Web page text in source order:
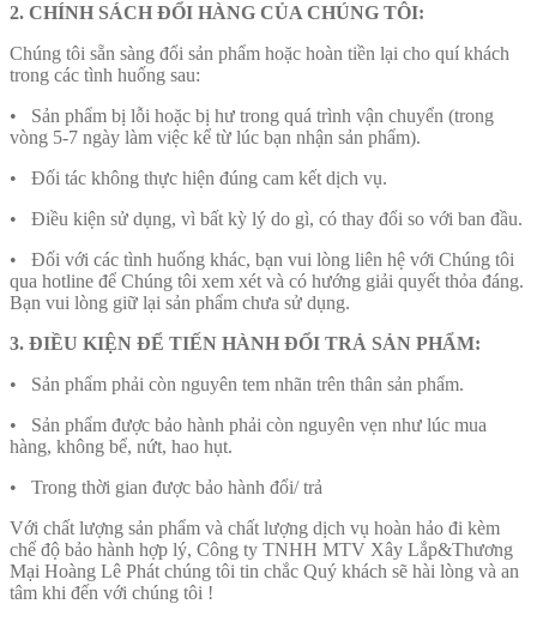
2. CHÍNH SÁCH ĐỔI HÀNG CỦA CHÚNG TÔI:
Chúng tôi sẵn sàng đổi sản phẩm hoặc hoàn tiền lại cho quí khách
trong các tình huống sau:
• Sản phẩm bị lỗi hoặc bị hư trong quá trình vận chuyển (trong
vòng 5-7 ngày làm việc kể từ lúc bạn nhận sản phẩm).
• Đối tác không thực hiện đúng cam kết dịch vụ.
• Điều kiện sử dụng, vì bất kỳ lý do gì, có thay đổi so với ban đầu.
• Đối với các tình huống khác, bạn vui lòng liên hệ với Chúng tôi
qua hotline để Chúng tôi xem xét và có hướng giải quyết thỏa đáng.
Bạn vui lòng giữ lại sản phẩm chưa sử dụng.
3. ĐIỀU KIỆN ĐỂ TIẾN HÀNH ĐỔI TRẢ SẢN PHẨM:
• Sản phẩm phải còn nguyên tem nhãn trên thân sản phẩm.
• Sản phẩm được bảo hành phải còn nguyên vẹn như lúc mua
hàng, không bể, nứt, hao hụt.
• Trong thời gian được bảo hành đổi/ trả
Với chất lượng sản phẩm và chất lượng dịch vụ hoàn hảo đi kèm
chế độ bảo hành hợp lý, Công ty TNHH MTV Xây Lắp&Thương
Mại Hoàng Lê Phát chúng tôi tin chắc Quý khách sẽ hài lòng và an
tâm khi đến với chúng tôi !